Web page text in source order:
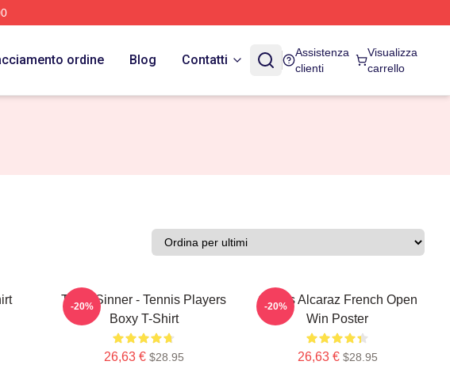
ordine Blog Contatti
Assistenza
clienti
Visualizza
carrello
Team Sinner - Tennis Players
Boxy T-Shirt
26,63 € $28.95
-20%
Carlos Alcaraz French Open
Win Poster
26,63 € $28.95
-20%